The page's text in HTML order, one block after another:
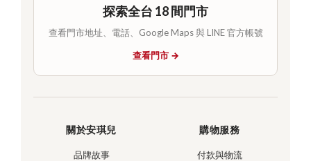
探索全台 18 間門市
查看門市地址、電話、Google Maps 與 LINE 官方帳號
查看門市 →
關於安琪兒
品牌故事
購物服務
付款與物流